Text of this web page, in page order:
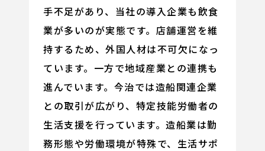
手不足があり、当社の導入企業も飲食
業が多いのが実態です。店舗運営を維
持するため、外国人材は不可欠になっ
ています。一方で地域産業との連携も
進んでいます。今治では造船関連企業
との取引が広がり、特定技能労働者の
生活支援を行っています。造船業は勤
務形態や労働環境が特殊で、生活サポ